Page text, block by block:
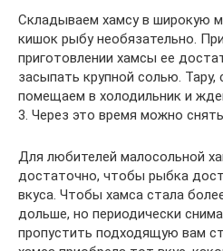
Складываем хамсу в широкую
кишок рыбу необязательно.
приготовлении хамсы ее
засыпать крупной солью.
помещаем в холодильник и
3. Через это время можно
Для любителей малосольной
достаточно, чтобы рыбка
вкуса. Чтобы хамса стала
дольше, но периодически
пропустить подходящую вам